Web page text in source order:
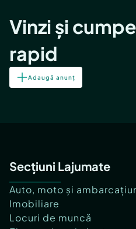
Vinzi și
rapid
Adaugă anunț
Secțiuni Lajumate
Auto, moto și
Imobiliare
Locuri de muncă